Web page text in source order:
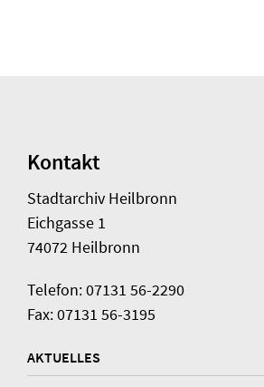
Kontakt
Stadtarchiv Heilbronn
Eichgasse 1
74072 Heilbronn
Telefon: 07131 56-2290
Fax: 07131 56-3195
AKTUELLES